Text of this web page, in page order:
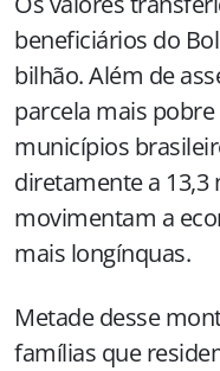
beneficiários do
bilhão. Além de
parcela mais
municípios
diretamente a
movimentam a
mais longínquas.
Metade desse
famílias que